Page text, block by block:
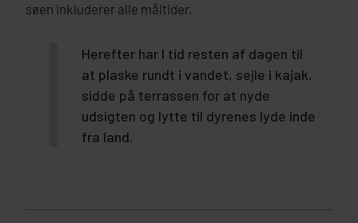
søen inkluderer alle måltider.
Herefter har I tid resten af dagen til
at plaske rundt i vandet, sejle i kajak,
sidde på terrassen for at nyde
udsigten og lytte til dyrenes lyde inde
fra land.